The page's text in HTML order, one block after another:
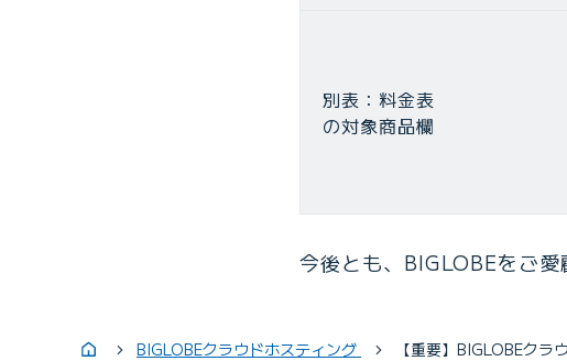
別表：料金表
の対象商品欄
今後とも、BIGLOBEをご愛
BIGLOBEクラウドホスティング 【重要】BIGLOBEク